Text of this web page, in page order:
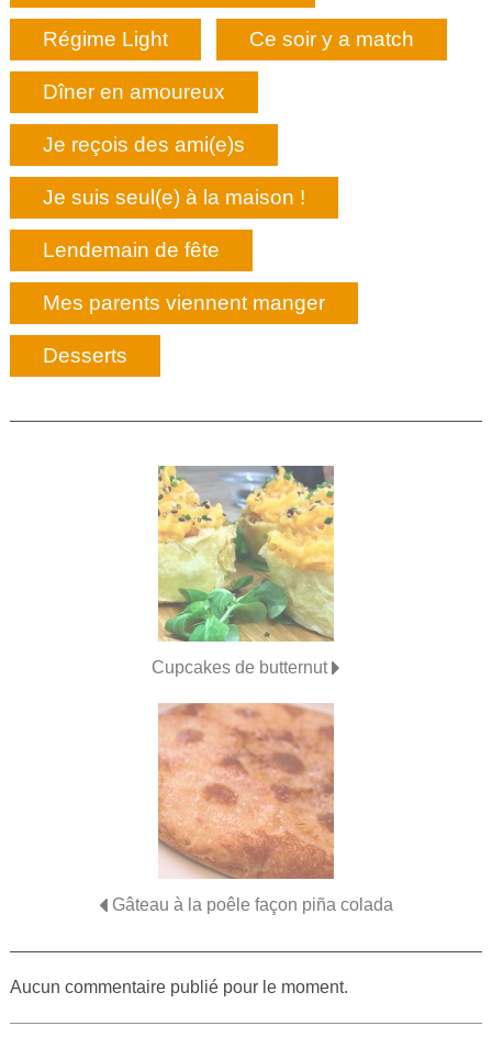
Régime Light Ce soir y a match
Dîner en amoureux
Je reçois des ami(e)s
Je suis seul(e) à la maison !
Lendemain de fête
Mes parents viennent manger
Desserts
Cupcakes de butternut
Gâteau à la poêle façon piña colada
Aucun commentaire publié pour le moment.